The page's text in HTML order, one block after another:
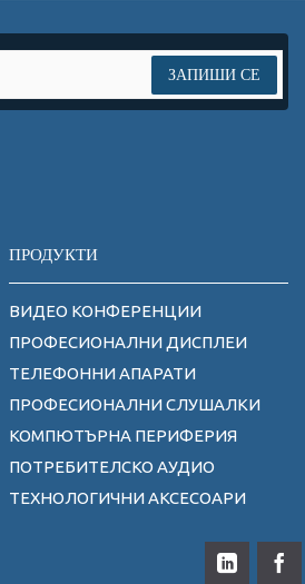
ЗАПИШИ СЕ
ПРОДУКТИ
ВИДЕО КОНФЕРЕНЦИИ
ПРОФЕСИОНАЛНИ ДИСПЛЕИ
ТЕЛЕФОННИ АПАРАТИ
ПРОФЕСИОНАЛНИ СЛУШАЛКИ
КОМПЮТЪРНА ПЕРИФЕРИЯ
ПОТРЕБИТЕЛСКО АУДИО
ТЕХНОЛОГИЧНИ АКСЕСОАРИ